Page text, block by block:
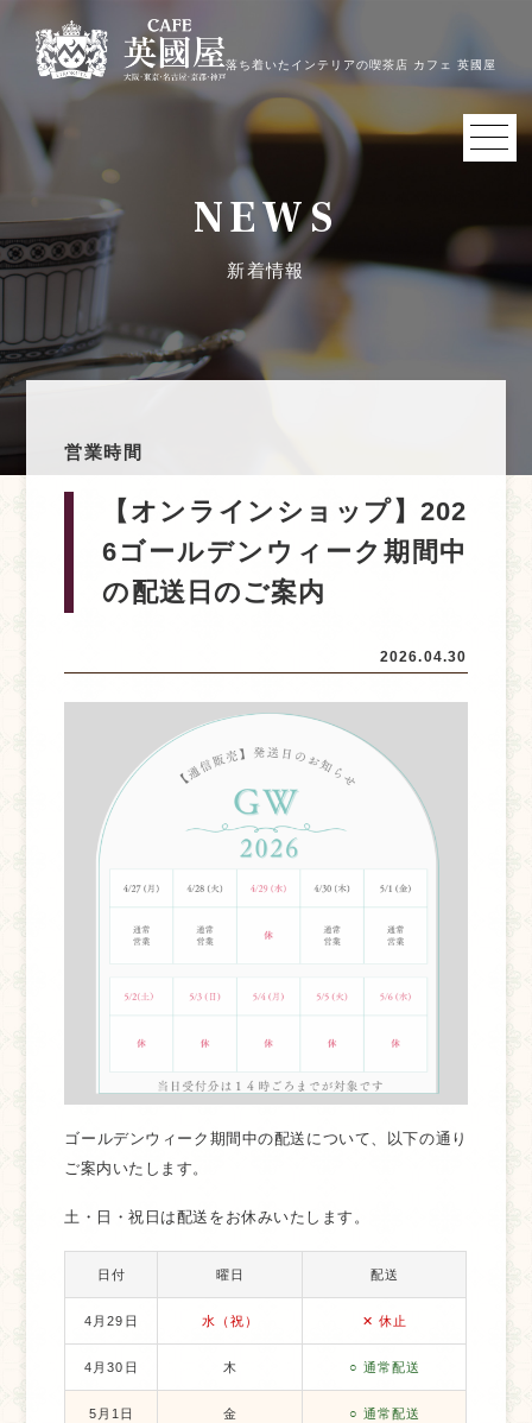
落ち着いたインテリアの喫茶店 カフェ 英國屋
NEWS
新着情報
営業時間
【オンラインショップ】202
6ゴールデンウィーク期間中
の配送日のご案内
2026.04.30
ゴールデンウィーク期間中の配送について、以下の通り
ご案内いたします。
土・日・祝日は配送をお休みいたします。
日付 曜日 配送
4月29日 水（祝） ✕ 休止
4月30日 木 ○ 通常配送
5月1日 金
○ 通常配送